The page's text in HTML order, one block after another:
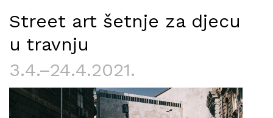
Street art šetnje za djecu
u travnju
3.4.–24.4.2021.